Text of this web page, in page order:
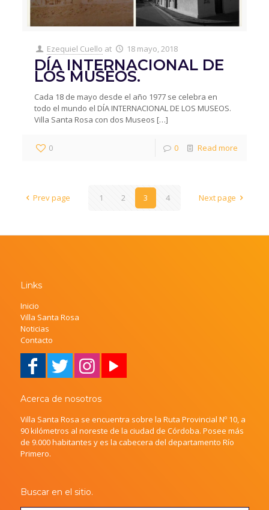
Ezequiel Cuello at 18 mayo, 2018
DÍA INTERNACIONAL DE
LOS MUSEOS.
Cada 18 de mayo desde el año 1977 se celebra en
todo el mundo el DÍA INTERNACIONAL DE LOS MUSEOS.
Villa Santa Rosa con dos Museos […]
0 0 Read more
Prev page 1 2 3 4 Next page
Links
Inicio
Villa Santa Rosa
Noticias
Contacto
Acerca de nosotros
Villa Santa Rosa se encuentra sobre la Ruta Provincial Nº 10, a
90 kilómetros al noreste de la ciudad de Córdoba. Posee más
de 9.000 habitantes y es la cabecera del departamento Río
Primero.
Buscar en el sitio.